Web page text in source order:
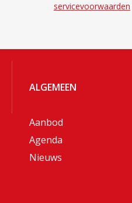
servicevoorwaarden
ALGEMEEN
Aanbod
Agenda
Nieuws